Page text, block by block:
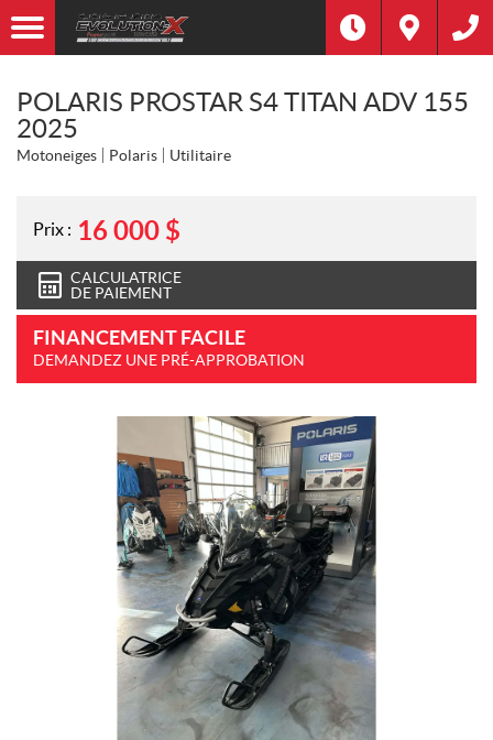
POLARIS PROSTAR S4 TITAN ADV 155
2025
Motoneiges Polaris Utilitaire
Prix : 16 000 $
CALCULATRICE
DE PAIEMENT
FINANCEMENT FACILE
DEMANDEZ UNE PRÉ-APPROBATION